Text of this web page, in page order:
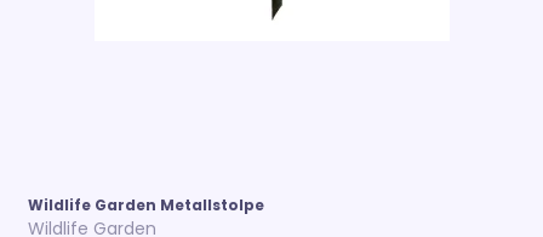
Wildlife Garden Metallstolpe
Wildlife Garden